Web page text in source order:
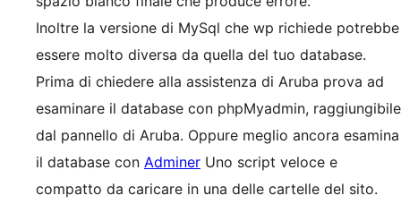
Inoltre la versione di MySql che wp richiede potrebbe
essere molto diversa da quella del tuo database.
Prima di chiedere alla assistenza di Aruba prova ad
esaminare il database con phpMyadmin, raggiungibile
dal pannello di Aruba. Oppure meglio ancora esamina
il database con Adminer Uno script veloce e
compatto da caricare in una delle cartelle del sito.